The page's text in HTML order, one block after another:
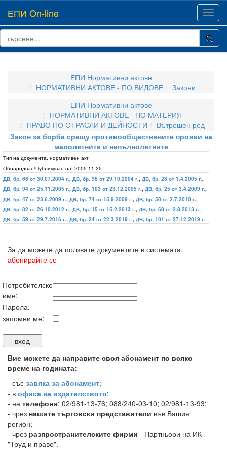
ЕПИ On-line
ЕПИ Нормативни актове
НОРМАТИВНИ АКТОВЕ - ПО ВИДОВЕ
Закони
ЕПИ Нормативни актове
НОРМАТИВНИ АКТОВЕ - ПО МАТЕРИЯ
ПРАВО ПО ОТРАСЛИ И ДЕЙНОСТИ
Вътрешен ред
Закон за борба срещу противообществените прояви на
малолетните и непълнолетните
Тип на документа: нормативен акт
Обнародван/Публикуван на: 2005-11-25
ДВ, бр. 66 от 30.07.2004 г., ДВ, бр. 96 от 29.10.2004 г., ДВ, бр. 28 от 1.4.2005 г.,
ДВ, бр. 94 от 25.11.2005 г., ДВ, бр. 103 от 23.12.2005 г., ДВ, бр. 25 от 3.4.2009 г.,
ДВ, бр. 47 от 23.6.2009 г., ДВ, бр. 74 от 15.9.2009 г., ДВ, бр. 50 от 2.7.2010 г.,
ДВ, бр. 82 от 26.10.2012 г., ДВ, бр. 15 от 15.2.2013 г., ДВ, бр. 68 от 2.8.2013 г.,
ДВ, бр. 59 от 29.7.2016 г., ДВ, бр. 24 от 22.3.2019 г., ДВ, бр. 101 от 27.12.2019 г.
За да можете да ползвате документите в системата,
абонирайте се
Потребителско
име:
Парола:
запомни ме:
Вие можете да направите своя абонамент по всяко
време на годината:
- със завяка за абонамент;
- в офиса на издателството;
- на телефони: 02/981-13-76; 088/240-03-10; 02/981-13-93;
- чрез нашите търговски представители във Вашия
регион;
- чрез разпространителските фирми - Партньори на ИК
"Труд и право".